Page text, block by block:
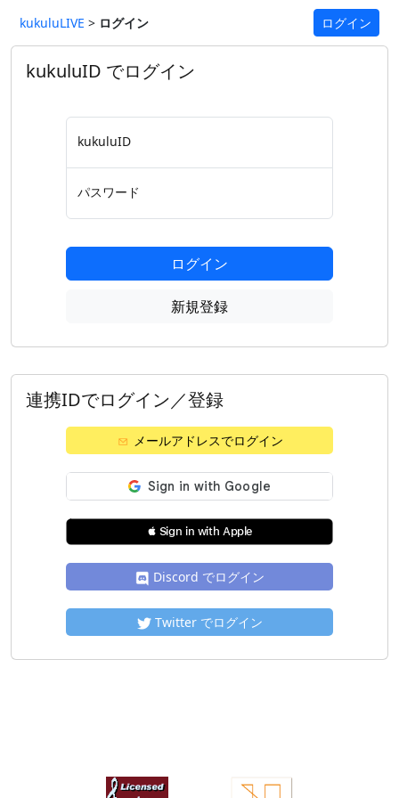
kukuluLIVE > ログイン ログイン
kukuluID でログイン
kukuluID
パスワード
ログイン
新規登録
連携IDでログイン／登録
メールアドレスでログイン
 Sign in with Apple
Discord でログイン
Twitter でログイン